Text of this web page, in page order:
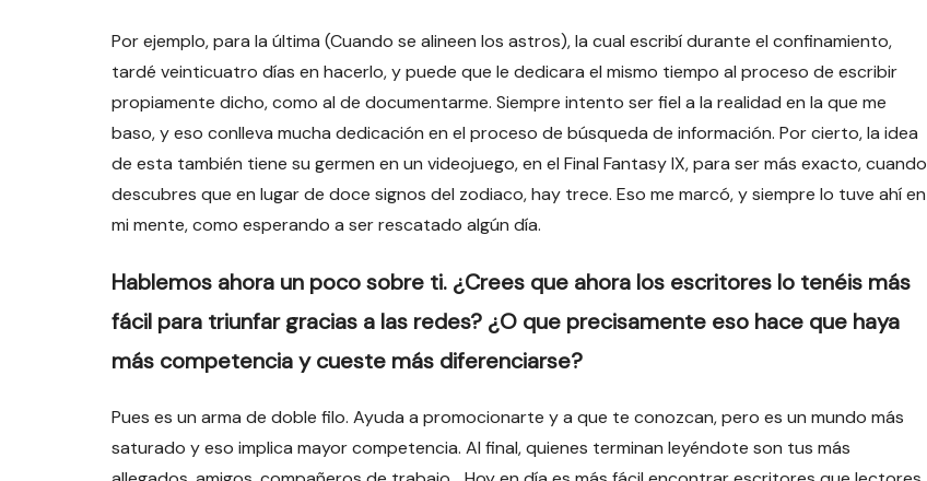
Por ejemplo, para la última (Cuando se alineen los astros), la cual escribí durante el confinamiento,
tardé veinticuatro días en hacerlo, y puede que le dedicara el mismo tiempo al proceso de escribir
propiamente dicho, como al de documentarme. Siempre intento ser fiel a la realidad en la que me
baso, y eso conlleva mucha dedicación en el proceso de búsqueda de información. Por cierto, la idea
de esta también tiene su germen en un videojuego, en el Final Fantasy IX, para ser más exacto, cuando
descubres que en lugar de doce signos del zodiaco, hay trece. Eso me marcó, y siempre lo tuve ahí en
mi mente, como esperando a ser rescatado algún día.
Hablemos ahora un poco sobre ti. ¿Crees que ahora los escritores lo tenéis más
fácil para triunfar gracias a las redes? ¿O que precisamente eso hace que haya
más competencia y cueste más diferenciarse?
Pues es un arma de doble filo. Ayuda a promocionarte y a que te conozcan, pero es un mundo más
saturado y eso implica mayor competencia. Al final, quienes terminan leyéndote son tus más